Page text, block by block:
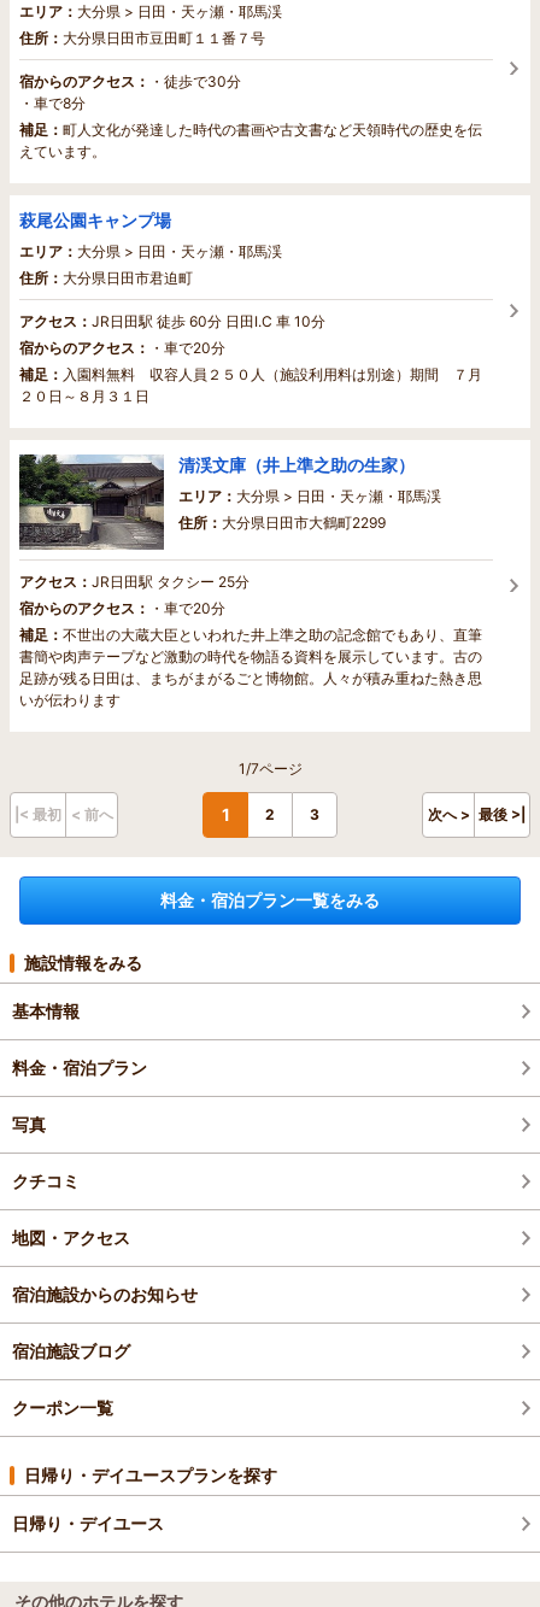
エリア： 大分県 > 日田・天ヶ瀬・耶馬渓
住所： 大分県日田市豆田町１１番７号
宿からのアクセス： ・徒歩で30分
・車で8分
補足： 町人文化が発達した時代の書画や古文書など天領時代の歴史を伝
えています。
萩尾公園キャンプ場
エリア： 大分県 > 日田・天ヶ瀬・耶馬渓
住所： 大分県日田市君迫町
アクセス： JR日田駅 徒歩 60分 日田I.C 車 10分
宿からのアクセス： ・車で20分
補足： 入園料無料 収容人員２５０人（施設利用料は別途）期間 ７月
２０日～８月３１日
清渓文庫（井上準之助の生家）
エリア： 大分県 > 日田・天ヶ瀬・耶馬渓
住所： 大分県日田市大鶴町2299
アクセス： JR日田駅 タクシー 25分
宿からのアクセス： ・車で20分
補足： 不世出の大蔵大臣といわれた井上準之助の記念館でもあり、直筆
書簡や肉声テープなど激動の時代を物語る資料を展示しています。古の
足跡が残る日田は、まちがまがるごと博物館。人々が積み重ねた熱き思
いが伝わります
1/7ページ
|< 最初 < 前へ 1 2 3 次へ > 最後 >|
料金・宿泊プラン一覧をみる
施設情報をみる
基本情報
料金・宿泊プラン
写真
クチコミ
地図・アクセス
宿泊施設からのお知らせ
宿泊施設ブログ
クーポン一覧
日帰り・デイユースプランを探す
日帰り・デイユース
その他のホテルを探す